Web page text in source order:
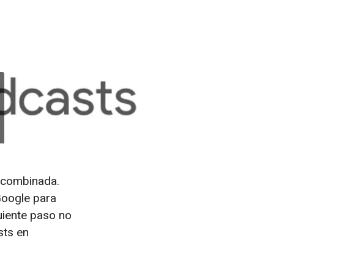
para
paso no
en